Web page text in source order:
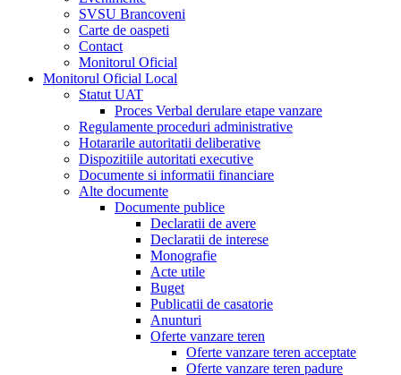
SVSU Brancoveni
Carte de oaspeti
Contact
Monitorul Oficial
Monitorul Oficial Local
Statut UAT
Proces Verbal derulare etape vanzare
Regulamente proceduri administrative
Hotararile autoritatii deliberative
Dispozitiile autoritati executive
Documente si informatii financiare
Alte documente
Documente publice
Declaratii de avere
Declaratii de interese
Monografie
Acte utile
Buget
Publicatii de casatorie
Anunturi
Oferte vanzare teren
Oferte vanzare teren acceptate
Oferte vanzare teren padure